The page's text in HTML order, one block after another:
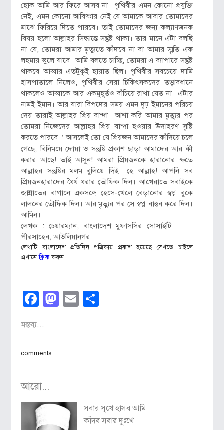
হোক আমি আর ফিরে আসব না। পৃথিবীর এমন কোনো প্রযুক্তি
নেই, এমন কোনো আবিষ্কার নেই যে আমাকে আবার তোমাদের
মাঝে ফিরিয়ে দিতে পারবে। তাই তোমাদের জন্য কল্যাণজনক
বিষয় হলো আল্লাহর সিদ্ধান্তে সন্তুষ্ট থাকা। তার মানে এটা বলছি
না যে, তোমরা আমার মৃত্যুতে কাঁদবে না বা আমার স্মৃতি এক
লহমায় ভুলে যাবে। আমি বলতে চাচ্ছি, তোমরা এ ব্যাপারে সন্তুষ্ট
থাকবে আব্বার এতটুকুই হায়াত ছিল। পৃথিবীর সবচেয়ে দামি
হাসপাতালে নিলেও, পৃথিবীর সেরা চিকিৎসকদের তত্ত্বাবধানে
থাকলেও আব্বাকে আর একমুহূর্তও বাঁচিয়ে রাখা যেত না। এটার
নামই ইমান। আর যারা বিপদের সময় এমন দৃঢ় ইমানের পরিচয়
দেয় তারাই আল্লাহর প্রিয় বান্দা। আশা করি আমার মৃত্যুর পর
তোমরা নিজেদের আল্লাহর প্রিয় বান্দা হওয়ার উদাহরণ সৃষ্টি
করতে পারবে।’ আসলেই তো যে প্রিয়জন আমাদের কাঁদিয়ে চলে
গেছে, বিনিময়ে দোয়া ও সন্তুষ্টি প্রকাশ ছাড়া আমাদের আর কী
করার আছে! তাই আসুন! আমরা প্রিয়জনকে হারানোর ক্ষতে
আল্লাহর সন্তুষ্টির মলম বুলিয়ে দিই। হে আল্লাহ! আপনি সব
প্রিয়জনহারাদের ধৈর্য ধরার তৌফিক দিন। আখেরাতে সবাইকে
জান্নাতের বাগানে একসঙ্গে হেসে-খেলে বেড়ানোর স্বপ্ন বুকে
লালনের তৌফিক দিন। আর মৃত্যুর পর সে স্বপ্ন বাস্তব করে দিন।
আমিন।
লেখক : চেয়ারম্যান, বাংলাদেশ মুফাসসির সোসাইটি
পীরসাহেব, আউলিয়ানগর
লেখাটি বাংলাদেশ প্রতিদিন পত্রিকায় প্রকাশ হয়েছে দেখতে চাইলে
এখানেক্লিককরুন…
Facebook
Mastodon
Email
মন্তব্য...
comments
আরো...
সবার সুখে হাসব আমি
কাঁদব সবার দুঃখে